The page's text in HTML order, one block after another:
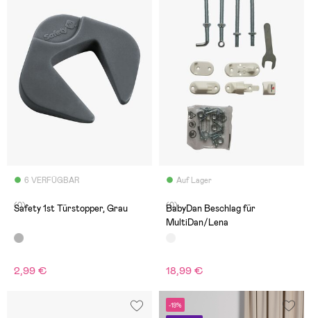
6 VERFÜGBAR
(0)
Safety 1st Türstopper, Grau
2,99 €
Auf Lager
(0)
BabyDan Beschlag für
MultiDan/Lena
18,99 €
-19%